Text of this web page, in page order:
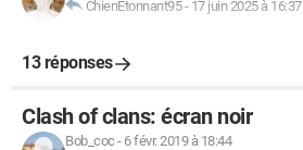
ChienEtonnant95- 17 juin 2025 à 16:37
13 réponses
Clash of clans: écran noir
Bob_coc - 6 févr. 2019 à 18:44